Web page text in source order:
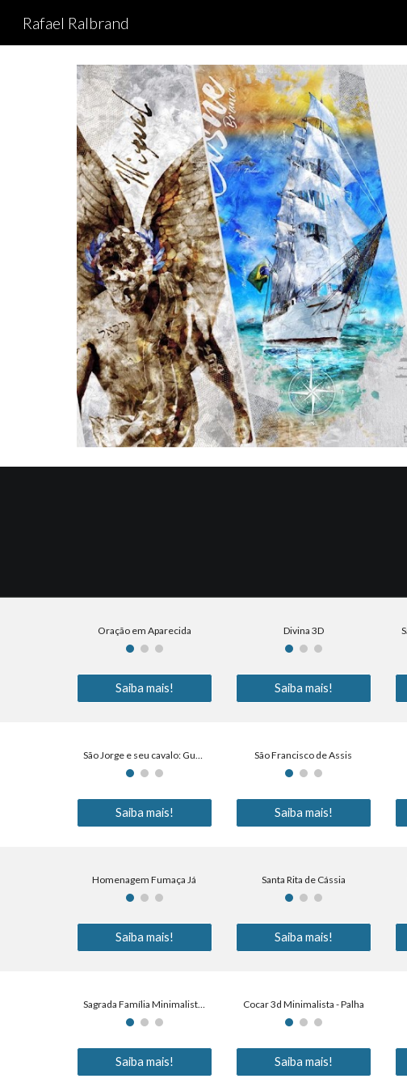
Rafael Ralbrand
Oração em Aparecida
Saiba mais!
Divina 3D
Saiba mais!
São Jorge e seu cavalo: Guerreiros
Saiba mais!
São Francisco de Assis
Saiba mais!
Homenagem Fumaça Já
Saiba mais!
Santa Rita de Cássia
Saiba mais!
Sagrada Família Minimalista Colors
Saiba mais!
Cocar 3d Minimalista - Palha
Saiba mais!